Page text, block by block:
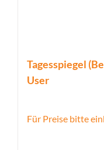
Tagesspiegel
User
Für Preise bitte